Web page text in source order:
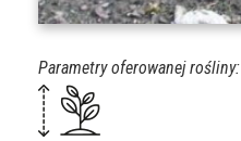
Parametry oferowanej rośliny: